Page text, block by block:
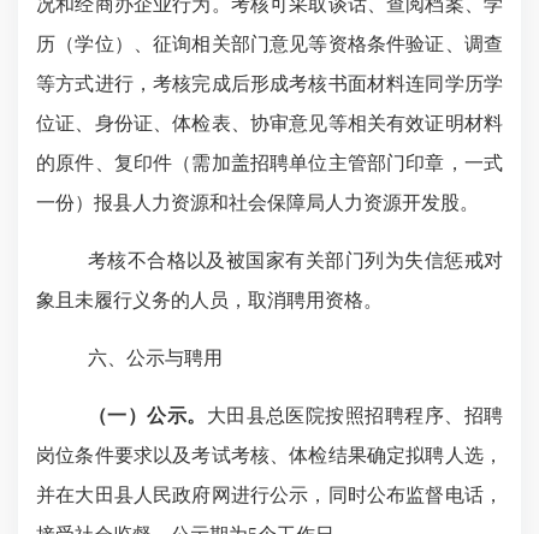
况和经商办企业行为。考核可采取谈话、查阅档案、学
历（学位）、征询相关部门意见等资格条件验证、调查
等方式进行，考核完成后形成考核书面材料连同学历学
位证、身份证、体检表、协审意见等相关有效证明材料
的原件、复印件（需加盖招聘单位主管部门印章，一式
一份）报县人力资源和社会保障局人力资源开发股。
考核不合格以及被国家有关部门列为失信惩戒对
象且未履行义务的人员，取消聘用资格。
六、公示与聘用
（一）公示。 大田县总医院按照招聘程序、招聘
岗位条件要求以及考试考核、体检结果确定拟聘人选，
并在大田县人民政府网进行公示，同时公布监督电话，